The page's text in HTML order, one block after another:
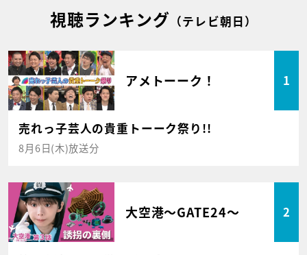
視聴ランキング （テレビ朝日）
アメトーーク！ 1
売れっ子芸人の貴重トーーク祭り!!
8月6日(木)放送分
大空港～GATE24～ 2